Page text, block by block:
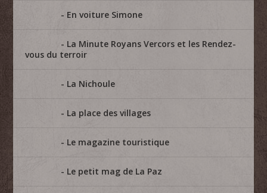
En voiture Simone
La Minute Royans Vercors et les Rendez-
vous du terroir
La Nichoule
La place des villages
Le magazine touristique
Le petit mag de La Paz